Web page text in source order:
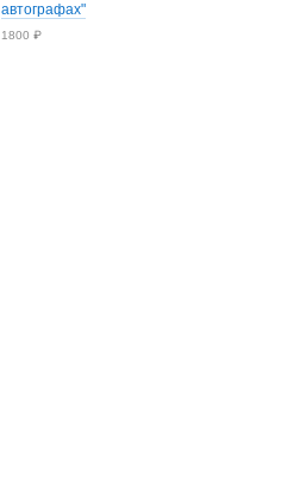
автографах"
1800 ₽